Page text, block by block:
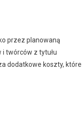
przez planowaną
twórców z tytułu
dodatkowe koszty, które